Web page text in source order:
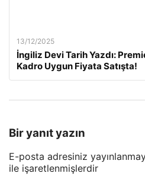
13/12/2025
İngiliz Devi Tarih Yazdı:
Kadro Uygun Fiyata Satışta!
Bir yanıt yazın
E-posta adresiniz
ile işaretlenmişlerdir